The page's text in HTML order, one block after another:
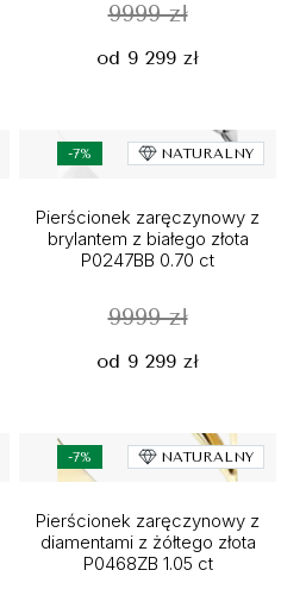
9999 zł
od 9 299 zł
-7% NATURALNY
Pierścionek zaręczynowy z
brylantem z białego złota
P0247BB 0.70 ct
9999 zł
od 9 299 zł
-7% NATURALNY
Pierścionek zaręczynowy z
diamentami z żółtego złota
P0468ZB 1.05 ct